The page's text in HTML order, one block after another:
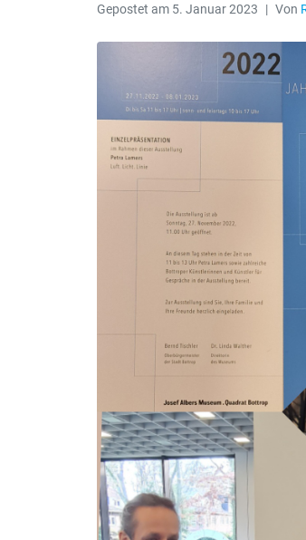
Gepostet am 5. Januar 2023 Von